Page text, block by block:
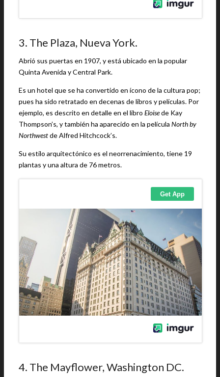
3. The Plaza, Nueva York.
Abrió sus puertas en 1907, y está ubicado en la popular
Quinta Avenida y Central Park.
Es un hotel que se ha convertido en ícono de la cultura pop;
pues ha sido retratado en decenas de libros y películas. Por
ejemplo, es descrito en detalle en el libro Eloisede Kay
Thompson’s, y también ha aparecido en la película North by
Northwestde Alfred Hitchcock’s.
Su estilo arquitectónico es el neorrenacimiento, tiene 19
plantas y una altura de 76 metros.
4. The Mayflower, Washington DC.